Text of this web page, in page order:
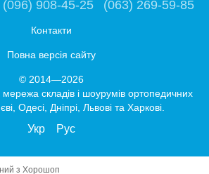
(096) 908-45-25 (063) 269-59-85
Контакти
Повна версія сайту
© 2014—2026
складів і шоурумів ортопедичних
Одесі, Дніпрі, Львові та Харкові.
Укр Рус
з Хорошоп